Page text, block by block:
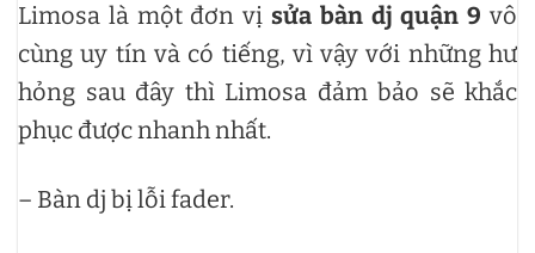
Limosa là một đơn vị sửa bàn dj quận 9 vô
cùng uy tín và có tiếng, vì vậy với những hư
hỏng sau đây thì Limosa đảm bảo sẽ khắc
phục được nhanh nhất.
– Bàn dj bị lỗi fader.